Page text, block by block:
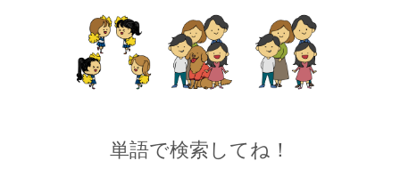
content
単語で検索してね！